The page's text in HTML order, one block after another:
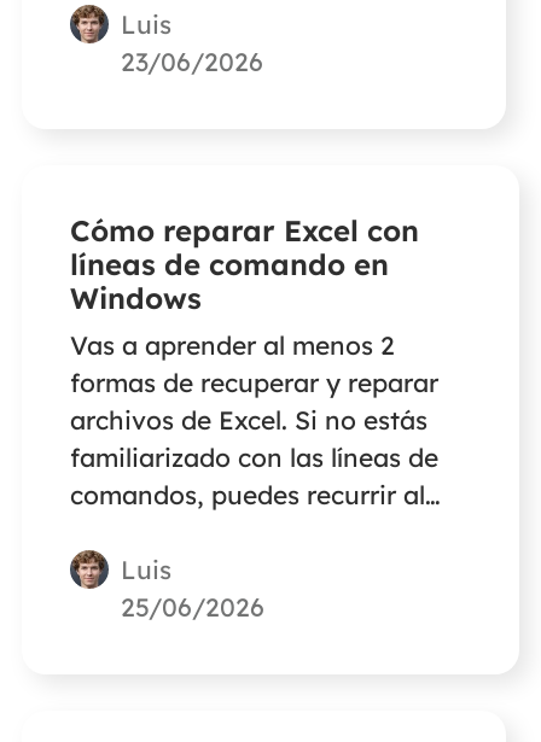
el software de recuperación de
datos de EaseUS. Sigue los
perdidos.
Luis
23/06/2026
Cómo reparar Excel con
líneas de comando en
Windows
Vas a aprender al menos 2
formas de recuperar y reparar
archivos de Excel. Si no estás
familiarizado con las líneas de
comandos, puedes recurrir al
de EaseUS. Esta herramienta
puede recuperar y reparar
Luis
25/06/2026